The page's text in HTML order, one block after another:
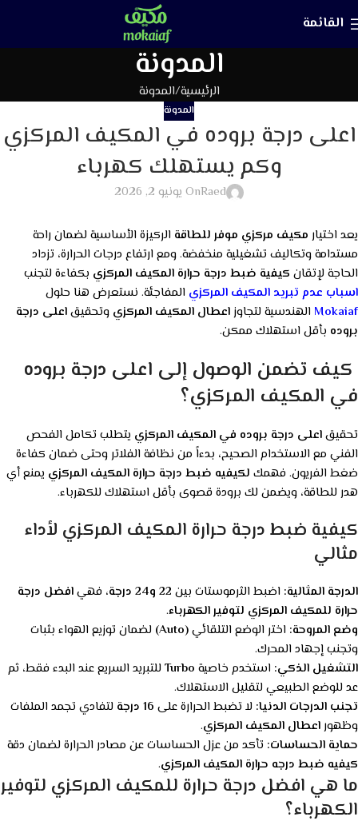
القائمة
المدونة
الرئيسية المدونة
المدونة
اعلى درجة بروده في المكيف المركزي
وكم يستهلك كهرباء
RaedOn يونيو 2, 2026
يعد اختيار مكيف مركزي موفر للطاقة الركيزة الأساسية لضمان راحة
مستدامة وتكاليف تشغيلية منخفضة. ومع ارتفاع درجات الحرارة، تزداد
الحاجة لإتقان كيفية ضبط درجة حرارة المكيف المركزي بكفاءة لتجنب
اسباب عدم تبريد المكيف المركزي المفاجئة. نستعرض هنا حلول
Mokaiaf الهندسية لتجاوزاعطال المكيف المركزي وتحقيقاعلى درجة
بروده بأقل استهلاك ممكن.
كيف تضمن الوصول إلى اعلى درجة بروده
في المكيف المركزي؟
تحقيقاعلى درجة بروده في المكيف المركزي يتطلب تكامل الفحص
الفني مع الاستخدام الصحيح، بدءاً من نظافة الفلاتر وحتى ضمان كفاءة
ضغط الفريون. فهمك لكيفيه ضبط درجة حرارة المكيف المركزي يمنع أي
هدر للطاقة، ويضمن لك برودة قصوى بأقل استهلاك للكهرباء.
كيفية ضبط درجة حرارة المكيف المركزي لأداء
مثالي
الدرجة المثالية: اضبط الثرموستات بين 22 و24 درجة ، فهيافضل درجة
حرارة للمكيف المركزي لتوفير الكهرباء.
وضع المروحة: اختر الوضع التلقائي(Auto)
لضمان توزيع الهواء بثبات
وتجنب إجهاد المحرك.
التشغيل الذكي: استخدم خاصية Turbo للتبريد السريع عند البدء فقط، ثم
عد للوضع الطبيعي لتقليل الاستهلاك.
تجنب الدرجات الدنيا: لا تضبط الحرارة على 16 درجة
لتفادي تجمد الملفات
وظهوراعطال المكيف المركزي.
حماية الحساسات: تأكد من عزل الحساسات عن مصادر الحرارة لضمان دقة
كيفيه ضبط درجه حرارة المكيف المركزي.
ما هي افضل درجة حرارة للمكيف المركزي لتوفير
الكهرباء؟